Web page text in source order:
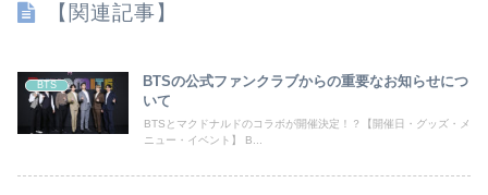
【関連記事】
BTS
BTSの公式ファンクラブからの重要なお知らせにつ
いて
BTSとマクドナルドのコラボが開催決定！？【開催日・グッズ・メ
ニュー・イベント】 B...